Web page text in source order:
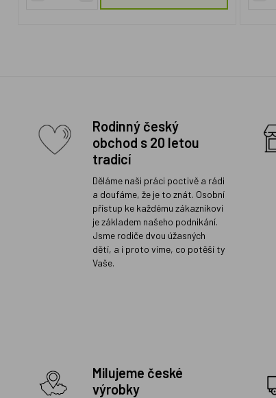
Rodinný český
obchod s 20 letou
tradicí
Děláme naši práci poctivě a rádi
a doufáme, že je to znát. Osobní
přístup ke každému zákazníkovi
je základem našeho podnikání.
Jsme rodiče dvou úžasných
dětí, a i proto víme, co potěší ty
Vaše.
Milujeme české
výrobky